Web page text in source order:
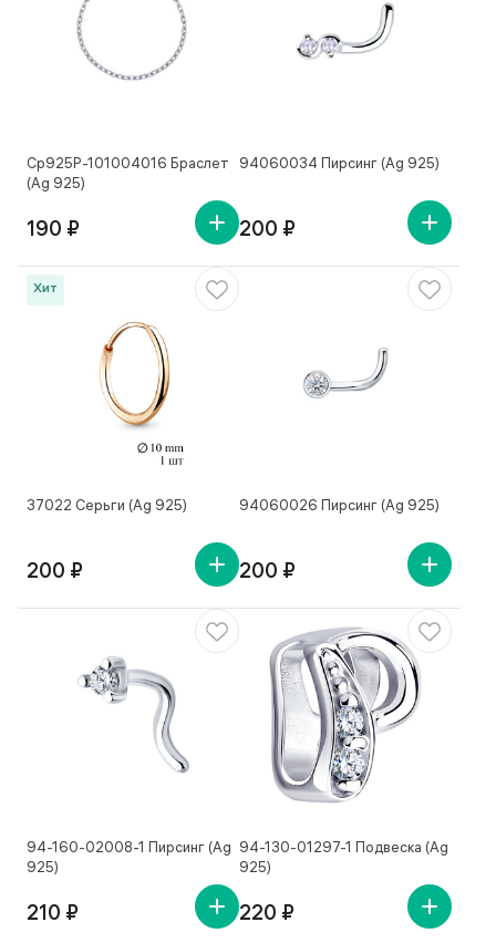
Ср925Р-101004016 Браслет
(Ag 925)
190 ₽
94060034 Пирсинг (Ag 925)
200 ₽
Хит
37022 Серьги (Ag 925)
200 ₽
94060026 Пирсинг (Ag 925)
200 ₽
94-160-02008-1 Пирсинг (Ag
925)
210 ₽
94-130-01297-1 Подвеска (Ag
925)
220 ₽